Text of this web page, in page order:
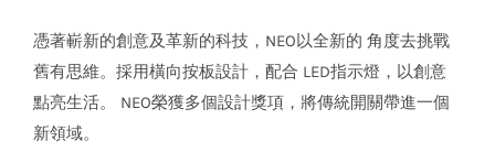
憑著嶄新的創意及革新的科技，NEO以全新的 角度去挑戰
舊有思維。採用橫向按板設計，配合 LED指示燈，以創意
點亮生活。 NEO榮獲多個設計獎項，將傳統開關帶進一個
新領域。